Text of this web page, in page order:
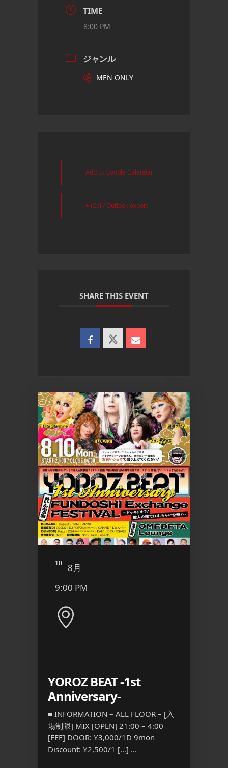
TIME
8:00 PM
ジャンル
MEN ONLY
+ Add to Google Calendar
+ iCal / Outlook export
SHARE THIS EVENT
10
8月
9:00 PM
YOROZ BEAT -1st
Anniversary-
■ INFORMATION – ALL FLOOR – [入
場制限] MIX [OPEN] 21:00 – 4:00
[FEE] DOOR: ¥3,000/1D 9mon
Discount: ¥2,500/1 […] ...